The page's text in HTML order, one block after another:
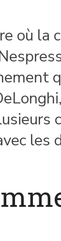
où la
les